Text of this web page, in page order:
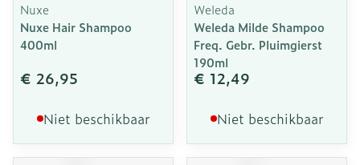
Nuxe
Nuxe Hair Shampoo
400ml
€ 26,95
Niet beschikbaar
Weleda
Weleda Milde Shampoo
Freq. Gebr. Pluimgierst
190ml
€ 12,49
Niet beschikbaar